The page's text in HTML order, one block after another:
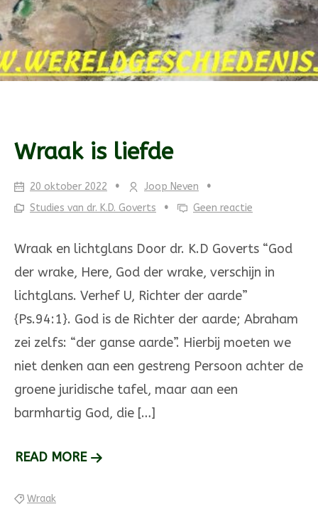
Wraak is liefde
20 oktober 2022
Joop Neven
Studies van dr. K.D. Goverts
Geen reactie
Wraak en lichtglans Door dr. K.D Goverts “God
der wrake, Here, God der wrake, verschijn in
lichtglans. Verhef U, Richter der aarde”
{Ps.94:1}. God is de Richter der aarde; Abraham
zei zelfs: “der ganse aarde”. H­ier­bij moe­ten we
niet denken aan een gestreng Persoon achter de
groe­ne juridische ta­fel, maar aan een
barmhartig God, die […]
READ MORE WRAAK
Wraak